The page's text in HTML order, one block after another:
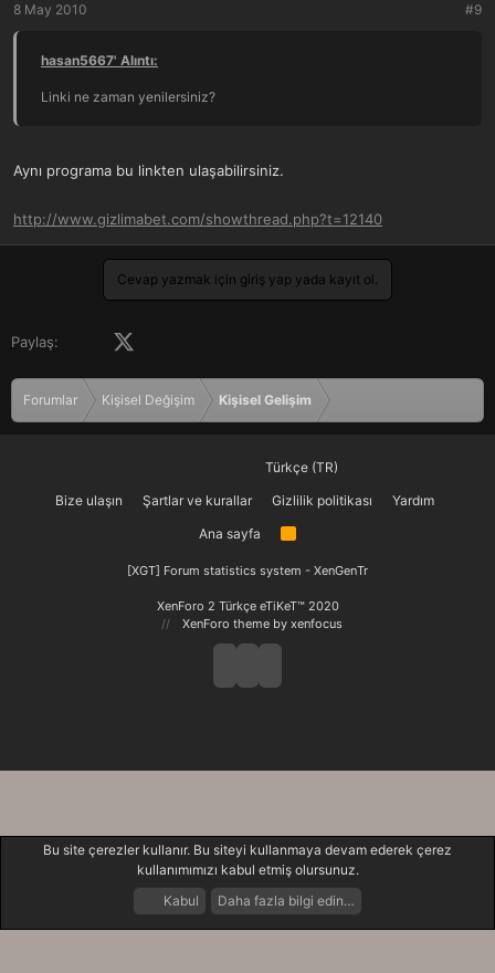
8 May 2010 #9
hasan5667' Alıntı:
Linki ne zaman yenilersiniz?
Aynı programa bu linkten ulaşabilirsiniz.
http://www.gizlimabet.com/showthread.php?t=12140
Cevap yazmak için giriş yap yada kayıt ol.
Paylaş: Facebook
Forumlar Kişisel Değişim Kişisel Gelişim
Türkçe (TR)
Bize ulaşın
Şartlar ve kurallar Gizlilik politikası
Yardım
Ana sayfa
R
[XGT] Forum statistics system - XenGenTr
XenForo 2 Türkçe eTiKeT™ 2020
XenForo theme by xenfocus
Neler Yeni Giriş Yap
Bu site çerezler kullanır. Bu siteyi kullanmaya devam ederek çerez
kullanımımızı kabul etmiş olursunuz.
Kabul
Daha fazla bilgi edin…